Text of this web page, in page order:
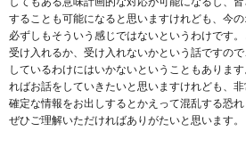
することも可能になると思いますけれども、今
必ずしもそういう感じではないというわけです
受け入れるか、受け入れないかという話ですの
しているわけにはいかないということもありま
ればお話をしていきたいと思いますけれども、
確定な情報をお出しするとかえって混乱する恐れ
ぜひご理解いただければありがたいと思います。